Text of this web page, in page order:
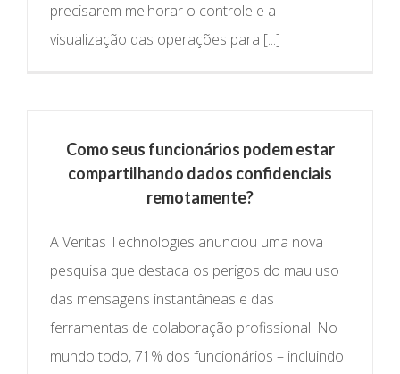
precisarem melhorar o controle e a
visualização das operações para [...]
Como seus funcionários podem estar
compartilhando dados confidenciais
remotamente?
A Veritas Technologies anunciou uma nova
pesquisa que destaca os perigos do mau uso
das mensagens instantâneas e das
ferramentas de colaboração profissional. No
mundo todo, 71% dos funcionários – incluindo